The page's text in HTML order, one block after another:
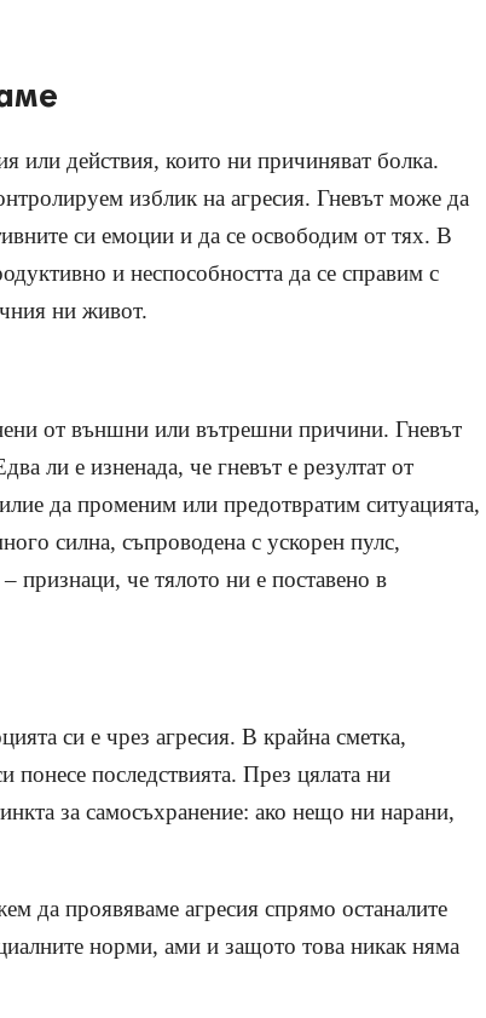
или действия, които ни причиняват болка.
изблик на агресия. Гневът може да
си емоции и да се освободим от тях. В
и неспособността да се справим с
ни живот.
от външни или вътрешни причини. Гневът
ли е изненада, че гневът е резултат от
да променим или предотвратим ситуацията,
силна, съпроводена с ускорен пулс,
признаци, че тялото ни е поставено в
си е чрез агресия. В крайна сметка,
понесе последствията. През цялата ни
за самосъхранение: ако нещо ни нарани,
да проявяваме агресия спрямо останалите
норми, ами и защото това никак няма